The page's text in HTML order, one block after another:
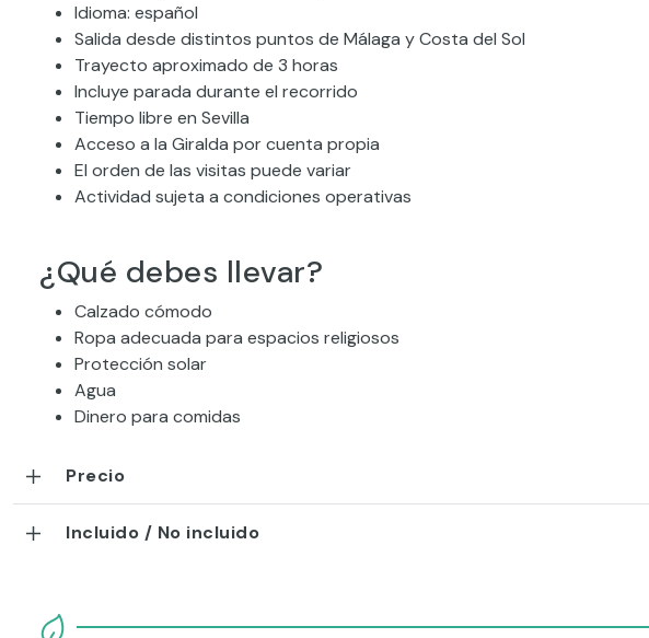
Idioma: español
Salida desde distintos puntos de Málaga y Costa del Sol
Trayecto aproximado de 3 horas
Incluye parada durante el recorrido
Tiempo libre en Sevilla
Acceso a la Giralda por cuenta propia
El orden de las visitas puede variar
Actividad sujeta a condiciones operativas
¿Qué debes llevar?
Calzado cómodo
Ropa adecuada para espacios religiosos
Protección solar
Agua
Dinero para comidas
Precio
Incluido / No incluido